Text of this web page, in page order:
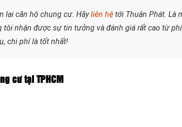
lại căn hộ chung cư. Hãyliên hệ tới Thuận Phát. Là
nhận được sự tin tưởng và đánh giá rất cao từ
chi phí là tốt nhất!
cư tại TPHCM